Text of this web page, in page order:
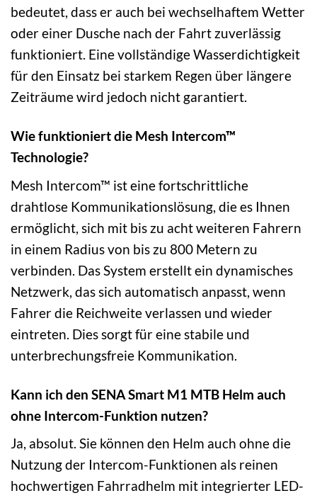
bedeutet, dass er auch bei wechselhaftem Wetter
oder einer Dusche nach der Fahrt zuverlässig
funktioniert. Eine vollständige Wasserdichtigkeit
für den Einsatz bei starkem Regen über längere
Zeiträume wird jedoch nicht garantiert.
Wie funktioniert die Mesh Intercom™
Technologie?
Mesh Intercom™ ist eine fortschrittliche
drahtlose Kommunikationslösung, die es Ihnen
ermöglicht, sich mit bis zu acht weiteren Fahrern
in einem Radius von bis zu 800 Metern zu
verbinden. Das System erstellt ein dynamisches
Netzwerk, das sich automatisch anpasst, wenn
Fahrer die Reichweite verlassen und wieder
eintreten. Dies sorgt für eine stabile und
unterbrechungsfreie Kommunikation.
Kann ich den SENA Smart M1 MTB Helm auch
ohne Intercom-Funktion nutzen?
Ja, absolut. Sie können den Helm auch ohne die
Nutzung der Intercom-Funktionen als reinen
hochwertigen Fahrradhelm mit integrierter LED-